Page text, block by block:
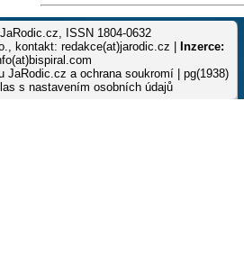
ISSN 1804-0632
kontakt: redakce(at)jarodic.cz |
Inzerce:
JaRodic.cz a ochrana soukromí | pg(1938)
s nastavením osobních údajů